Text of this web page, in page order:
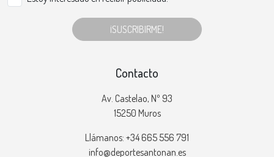
¡SUSCRIBIRME!
Contacto
Av. Castelao, Nº 93
15250 Muros
Llámanos: +34 665 556 791
info@deportesantonan.es